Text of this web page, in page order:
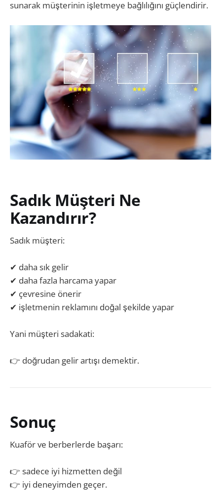
sunarak müşterinin işletmeye bağlılığını güçlendirir.
Sadık Müşteri Ne
Kazandırır?
Sadık müşteri:
✔ daha sık gelir
✔ daha fazla harcama yapar
✔ çevresine önerir
✔ işletmenin reklamını doğal şekilde yapar
Yani müşteri sadakati:
👉 doğrudan gelir artışı demektir.
Sonuç
Kuaför ve berberlerde başarı:
👉 sadece iyi hizmetten değil
👉 iyi deneyimden geçer.